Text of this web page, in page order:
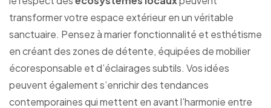
transformer votre espace extérieur en un véritable
sanctuaire. Pensez à marier fonctionnalité et esthétisme
en créant des zones de détente, équipées de mobilier
écoresponsable et d’éclairages subtils. Vos idées
peuvent également s’enrichir des tendances
contemporaines qui mettent en avant l’harmonie entre